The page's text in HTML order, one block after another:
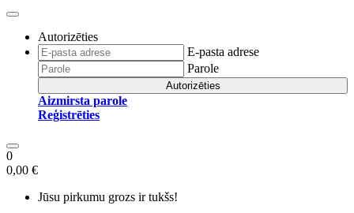
Autorizēties
E-pasta adrese
Parole
Autorizēties
Aizmirsta parole
Reģistrēties
0
0,00 €
Jūsu pirkumu grozs ir tukšs!